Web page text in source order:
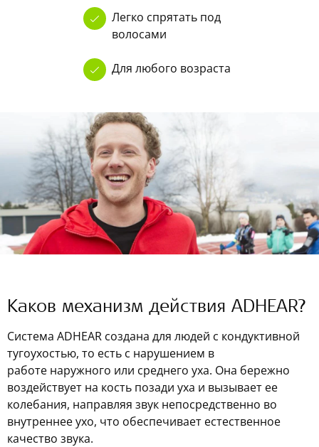
Легко спрятать под
волосами
Для любого возраста
Каков механизм действия ADHEAR?
Система ADHEAR создана для людей с кондуктивной
тугоухостью, то есть с нарушением в
работе наружного или среднего уха. Она бережно
воздействует на кость позади уха и вызывает ее
колебания, направляя звук непосредственно во
внутреннее ухо, что обеспечивает естественное
качество звука.